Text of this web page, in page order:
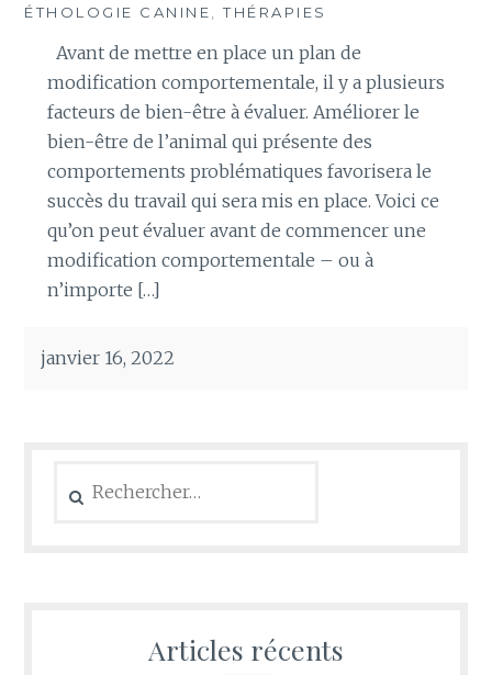
ÉTHOLOGIE CANINE ,THÉRAPIES
Avant de mettre en place un plan de
modification comportementale, il y a plusieurs
facteurs de bien-être à évaluer. Améliorer le
bien-être de l’animal qui présente des
comportements problématiques favorisera le
succès du travail qui sera mis en place. Voici ce
qu’on peut évaluer avant de commencer une
modification comportementale – ou à
n’importe […]
janvier 16, 2022
Articles récents